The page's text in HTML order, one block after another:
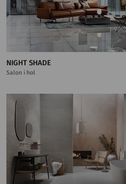
NIGHT SHADE
Salon i hol